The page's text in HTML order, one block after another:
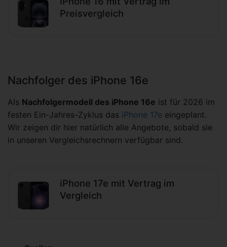
Preisvergleich
Nachfolger des iPhone 16e
Als Nachfolgermodell des iPhone 16e ist für 2026 im
festen Ein-Jahres-Zyklus das iPhone 17e eingeplant.
Wir zeigen dir hier natürlich alle Angebote, sobald sie
in unseren Vergleichsrechnern verfügbar sind.
iPhone 17e mit Vertrag im
Vergleich